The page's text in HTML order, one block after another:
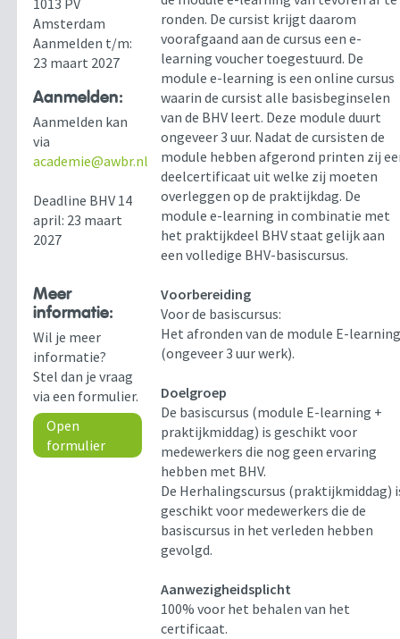
1013 PV
Amsterdam
Aanmelden t/m:
23 maart 2027
Aanmelden:
Aanmelden kan
via
academie@awbr.nl
Deadline BHV 14
april: 23 maart
2027
Meer
informatie:
Wil je meer
informatie?
Stel dan je vraag
via een formulier.
Open
formulier
ronden. De cursist krijgt daarom
voorafgaand aan de cursus een e-
learning voucher toegestuurd. De
module e-learning is een online cursus
waarin de cursist alle basisbeginselen
van de BHV leert. Deze module duurt
ongeveer 3 uur. Nadat de cursisten de
module hebben afgerond printen zij
deelcertificaat uit welke zij moeten
overleggen op de praktijkdag. De
module e-learning in combinatie met
het praktijkdeel BHV staat gelijk aan
een volledige BHV-basiscursus.
Voorbereiding
Voor de basiscursus:
Het afronden van de module E-
(ongeveer 3 uur werk).
Doelgroep
De basiscursus (module E-learning +
praktijkmiddag) is geschikt voor
medewerkers die nog geen ervaring
hebben met BHV.
De Herhalingscursus (praktijkmiddag)
geschikt voor medewerkers die de
basiscursus in het verleden hebben
gevolgd.
Aanwezigheidsplicht
100% voor het behalen van het
certificaat.